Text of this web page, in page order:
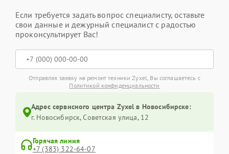
Если требуется задать вопрос специалисту, оставьте
свои данные и дежурный специалист с радостью
проконсультирует Вас!
Отправляя заявку на ремонт техники Zyxel, Вы соглашаетесь с
Политикой конфиденциальности
Адрес сервисного центра Zyxel в Новосибирске:
г. Новосибирск, Советская улица, 12
Горячая линия
+7 (383) 322-64-07